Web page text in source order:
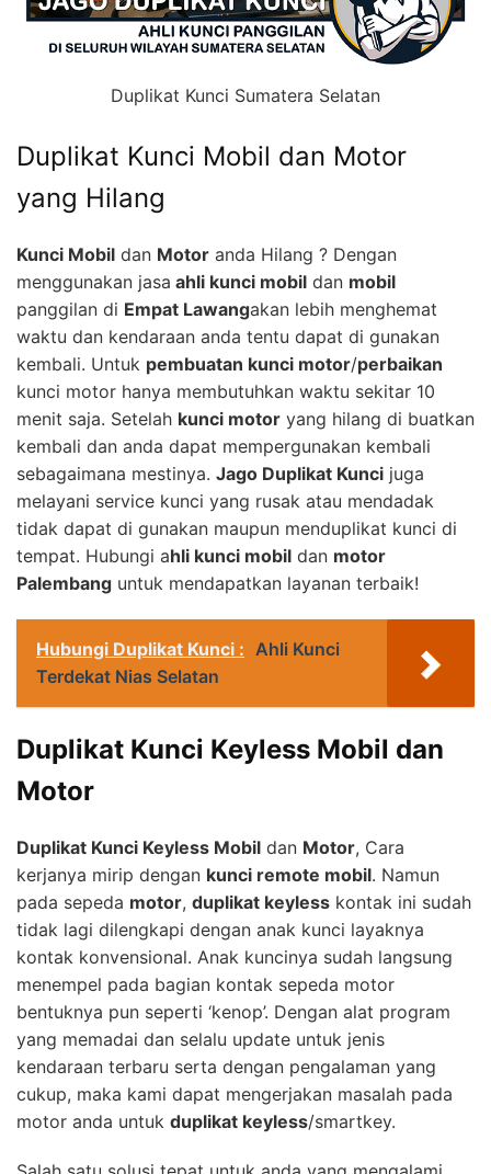
Duplikat Kunci Sumatera Selatan
Duplikat Kunci Mobil dan Motor
yang Hilang
Kunci Mobil dan Motor anda Hilang ? Dengan
menggunakan jasa ahli kunci mobil dan mobil
panggilan di Empat Lawangakan lebih menghemat
waktu dan kendaraan anda tentu dapat di gunakan
kembali. Untuk pembuatan kunci motor/perbaikan
kunci motor hanya membutuhkan waktu sekitar 10
menit saja. Setelah kunci motor yang hilang di buatkan
kembali dan anda dapat mempergunakan kembali
sebagaimana mestinya. Jago Duplikat Kunci juga
melayani service kunci yang rusak atau mendadak
tidak dapat di gunakan maupun menduplikat kunci di
tempat. Hubungi ahli kunci mobil dan motor
Palembang untuk mendapatkan layanan terbaik!
Hubungi Duplikat Kunci : Ahli Kunci
Terdekat Nias Selatan
Duplikat Kunci Keyless Mobil dan
Motor
Duplikat Kunci Keyless Mobil dan Motor, Cara
kerjanya mirip dengan kunci remote mobil. Namun
pada sepeda motor, duplikat keyless kontak ini sudah
tidak lagi dilengkapi dengan anak kunci layaknya
kontak konvensional. Anak kuncinya sudah langsung
menempel pada bagian kontak sepeda motor
bentuknya pun seperti ‘kenop’. Dengan alat program
yang memadai dan selalu update untuk jenis
kendaraan terbaru serta dengan pengalaman yang
cukup, maka kami dapat mengerjakan masalah pada
motor anda untuk duplikat keyless/smartkey.